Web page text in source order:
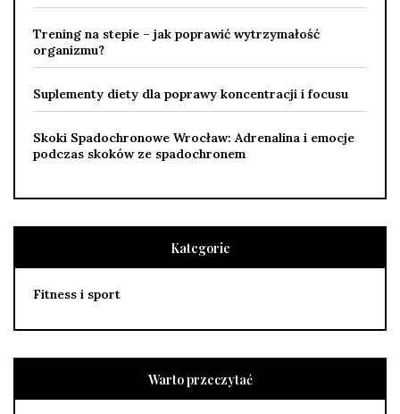
Trening na stepie – jak poprawić wytrzymałość
organizmu?
Suplementy diety dla poprawy koncentracji i focusu
Skoki Spadochronowe Wrocław: Adrenalina i emocje
podczas skoków ze spadochronem
Kategorie
Fitness i sport
Warto przeczytać